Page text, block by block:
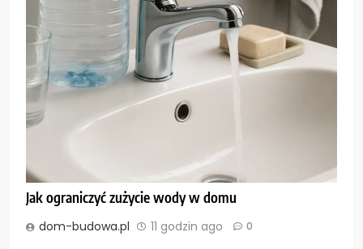
Jak ograniczyć zużycie wody w domu
dom-budowa.pl 11 godzin ago 0